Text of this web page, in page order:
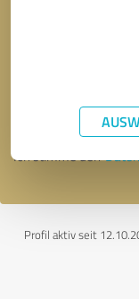
Ich stimme den
Profil aktiv seit